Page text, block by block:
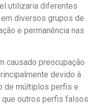
utilizaria diferentes
diversos grupos de
e permanência nas
causado preocupação
devido à
de múltiplos perfis e
outros perfis falsos